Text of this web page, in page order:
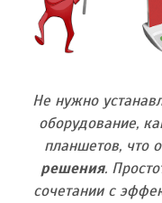
Не нужно
оборудование,
планшетов, что
решения.
сочетании с